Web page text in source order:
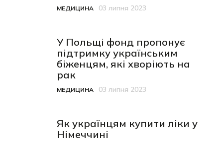
Категорія
МЕДИЦИНА
Дата публікації
03 липня 2023
У Польщі фонд пропонує
підтримку українським
біженцям, які хворіють на
рак
Категорія
МЕДИЦИНА
Дата публікації
03 липня 2023
Як українцям купити ліки у
Німеччині